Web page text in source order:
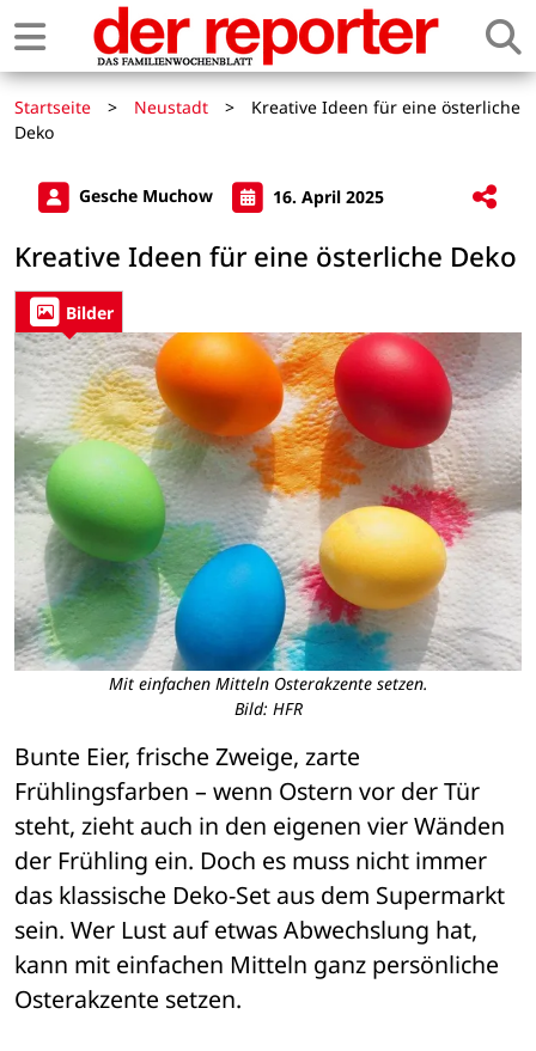
Startseite > Neustadt >
Kreative Ideen für eine österliche
Deko
Gesche Muchow 16. April 2025
Kreative Ideen für eine österliche Deko
Bilder
Mit einfachen Mitteln Osterakzente setzen.
Bild: HFR
Bunte Eier, frische Zweige, zarte
Frühlingsfarben – wenn Ostern vor der Tür
steht, zieht auch in den eigenen vier Wänden
der Frühling ein. Doch es muss nicht immer
das klassische Deko-Set aus dem Supermarkt
sein. Wer Lust auf etwas Abwechslung hat,
kann mit einfachen Mitteln ganz persönliche
Osterakzente setzen.